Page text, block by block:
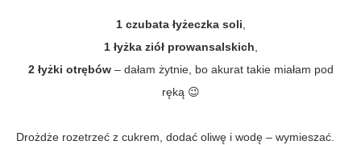
1 czubata łyżeczka soli
1 łyżka ziół prowansalskich
2 łyżki otrębów– dałam żytnie, bo akurat takie miałam pod
ręką 😉
Drożdże rozetrzeć z cukrem, dodać oliwę i wodę – wymieszać.